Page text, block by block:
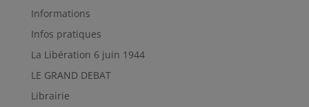
Informations
Infos pratiques
La Libération 6 juin 1944
LE GRAND DEBAT
Librairie